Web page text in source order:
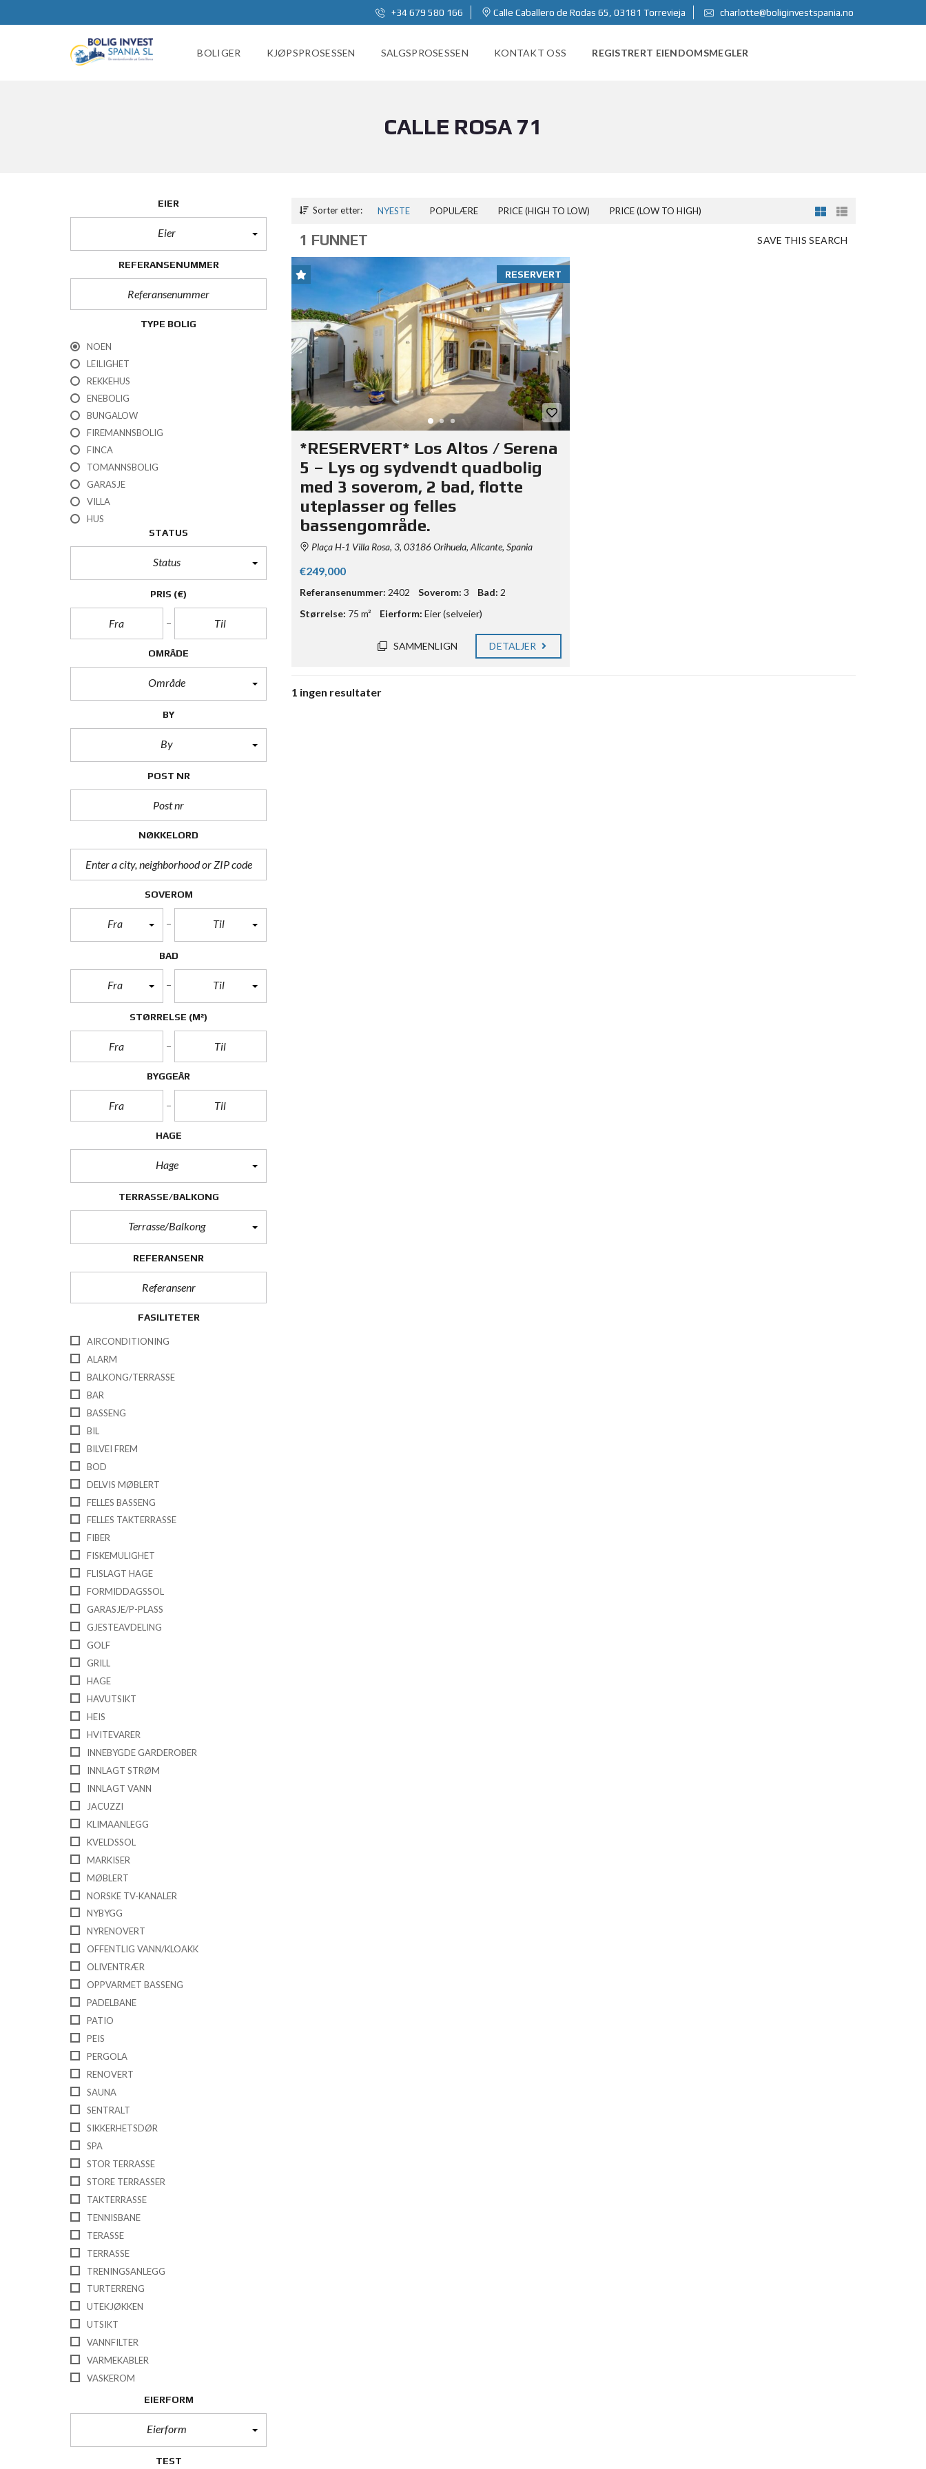
+34 679 580 166 Calle Caballero de Rodas 65, 03181 Torrevieja charlotte@boliginvestspania.no
BOLIGER KJØPSPROSESSEN SALGSPROSESSEN KONTAKT OSS REGISTRERT EIENDOMSMEGLER
CALLE ROSA 71
EIER
Eier
REFERANSENUMMER
TYPE BOLIG
NOEN
LEILIGHET
REKKEHUS
ENEBOLIG
BUNGALOW
FIREMANNSBOLIG
FINCA
TOMANNSBOLIG
GARASJE
VILLA
HUS
STATUS
Status
PRIS (€)
OMRÅDE
Område
BY
By
POST NR
NØKKELORD
SOVEROM
Fra Til
BAD
Fra Til
STØRRELSE (M²)
BYGGEÅR
HAGE
Hage
TERRASSE/BALKONG
Terrasse/Balkong
REFERANSENR
FASILITETER
AIRCONDITIONING
ALARM
BALKONG/TERRASSE
BAR
BASSENG
BIL
BILVEI FREM
BOD
DELVIS MØBLERT
FELLES BASSENG
FELLES TAKTERRASSE
FIBER
FISKEMULIGHET
FLISLAGT HAGE
FORMIDDAGSSOL
GARASJE/P-PLASS
GJESTEAVDELING
GOLF
GRILL
HAGE
HAVUTSIKT
HEIS
HVITEVARER
INNEBYGDE GARDEROBER
INNLAGT STRØM
INNLAGT VANN
JACUZZI
KLIMAANLEGG
KVELDSSOL
MARKISER
MØBLERT
NORSKE TV-KANALER
NYBYGG
NYRENOVERT
OFFENTLIG VANN/KLOAKK
OLIVENTRÆR
OPPVARMET BASSENG
PADELBANE
PATIO
PEIS
PERGOLA
RENOVERT
SAUNA
SENTRALT
SIKKERHETSDØR
SPA
STOR TERRASSE
STORE TERRASSER
TAKTERRASSE
TENNISBANE
TERASSE
TERRASSE
TRENINGSANLEGG
TURTERRENG
UTEKJØKKEN
UTSIKT
VANNFILTER
VARMEKABLER
VASKEROM
EIERFORM
Eierform
TEST
Sorter etter: NYESTE POPULÆRE PRICE (HIGH TO LOW) PRICE (LOW TO HIGH)
SAVE THIS SEARCH
1 FUNNET
RESERVERT
*RESERVERT* Los Altos / Serena
5 – Lys og sydvendt quadbolig
med 3 soverom, 2 bad, flotte
uteplasser og felles
bassengområde.
Plaça H-1 Villa Rosa, 3, 03186 Orihuela, Alicante, Spania
€249,000
Referansenummer: 2402 Soverom: 3 Bad: 2
Størrelse: 75 m² Eierform: Eier (selveier)
SAMMENLIGN DETALJER
1 ingen resultater